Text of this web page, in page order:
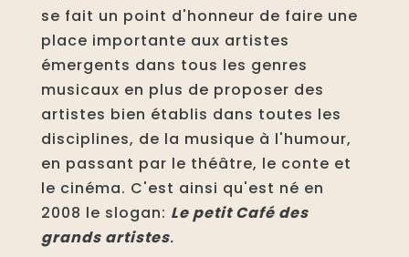
se fait un point d'honneur de faire une
place importante aux artistes
émergents dans tous les genres
musicaux en plus de proposer des
artistes bien établis dans toutes les
disciplines, de la musique à l'humour,
en passant par le théâtre, le conte et
le cinéma. C'est ainsi qu'est né en
2008 le slogan: Le petit Café des
grands artistes.